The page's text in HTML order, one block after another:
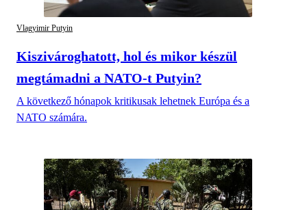
Vlagyimir Putyin
Kiszivároghatott, hol és mikor készül
megtámadni a NATO-t Putyin?
A következő hónapok kritikusak lehetnek Európa és a
NATO számára.